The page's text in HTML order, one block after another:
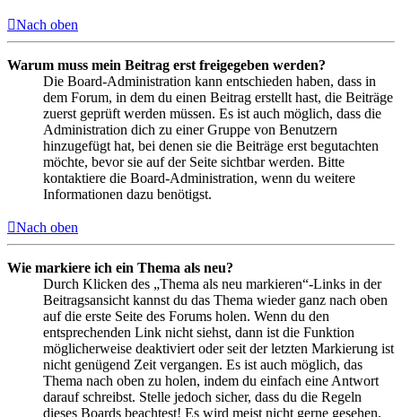
Nach oben
Warum muss mein Beitrag erst freigegeben werden?
Die Board-Administration kann entschieden haben, dass in
dem Forum, in dem du einen Beitrag erstellt hast, die Beiträge
zuerst geprüft werden müssen. Es ist auch möglich, dass die
Administration dich zu einer Gruppe von Benutzern
hinzugefügt hat, bei denen sie die Beiträge erst begutachten
möchte, bevor sie auf der Seite sichtbar werden. Bitte
kontaktiere die Board-Administration, wenn du weitere
Informationen dazu benötigst.
Nach oben
Wie markiere ich ein Thema als neu?
Durch Klicken des „Thema als neu markieren“-Links in der
Beitragsansicht kannst du das Thema wieder ganz nach oben
auf die erste Seite des Forums holen. Wenn du den
entsprechenden Link nicht siehst, dann ist die Funktion
möglicherweise deaktiviert oder seit der letzten Markierung ist
nicht genügend Zeit vergangen. Es ist auch möglich, das
Thema nach oben zu holen, indem du einfach eine Antwort
darauf schreibst. Stelle jedoch sicher, dass du die Regeln
dieses Boards beachtest! Es wird meist nicht gerne gesehen,